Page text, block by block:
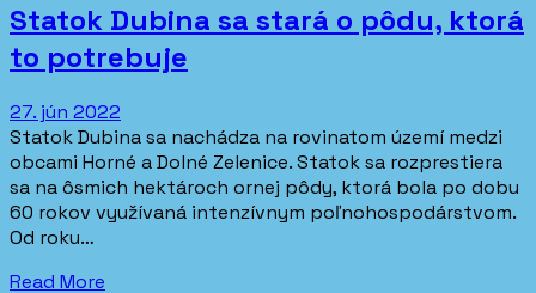
Statok Dubina sa stará o pôdu, ktorá
to potrebuje
27. jún 2022
Statok Dubina sa nachádza na rovinatom území medzi
obcami Horné a Dolné Zelenice. Statok sa rozprestiera
sa na ôsmich hektároch ornej pôdy, ktorá bola po dobu
60 rokov využívaná intenzívnym poľnohospodárstvom.
Od roku…
Read More